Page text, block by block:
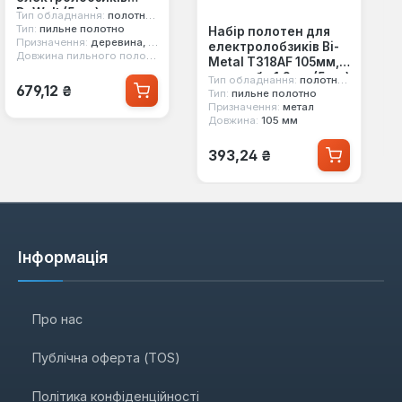
DeWalt (5 шт)
(DT2052)
Тип обладнання: полотна для електролобзиків
Тип: пильне полотно
Призначення: деревина, пластик
Звичайна ціна:
679,12 ₴
Набір полотен для
електролобзиків Bi-
Metal T318AF 105мм,
крок зуба 1,2мм (5 шт)
Milwaukee
(4932274654)
Тип обладнання: полотна для електролобзиків
Тип: пильне полотно
Призначення: метал
Довжина: 105 мм
Звичайна ціна:
393,24 ₴
Інформація
Про нас
Публічна оферта (TOS)
Політика конфіденційності